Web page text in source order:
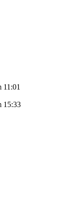
11:01
15:33